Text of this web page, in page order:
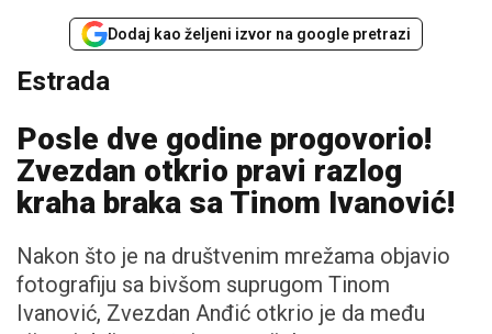
Dodaj kao željeni izvor na google pretrazi
Estrada
Posle dve godine progovorio!
Zvezdan otkrio pravi razlog
kraha braka sa Tinom Ivanović!
Nakon što je na društvenim mrežama objavio
fotografiju sa bivšom suprugom Tinom
Ivanović, Zvezdan Anđić otkrio je da među